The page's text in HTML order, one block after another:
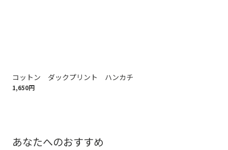
コットン ダックプリント ハンカチ
1,650円
あなたへのおすすめ